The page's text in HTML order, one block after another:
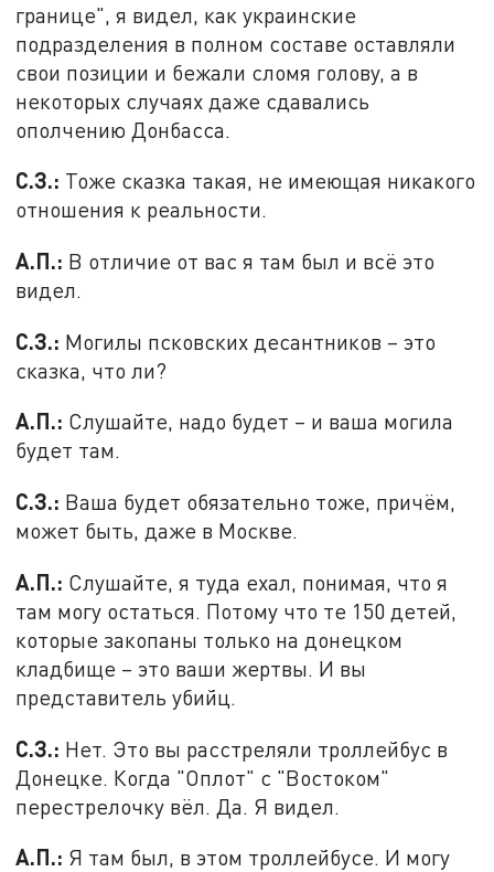
границе", я видел, как украинские
подразделения в полном составе оставляли
свои позиции и бежали сломя голову, а в
некоторых случаях даже сдавались
ополчению Донбасса.
С.З.: Тоже сказка такая, не имеющая никакого
отношения к реальности.
А.П.: В отличие от вас я там был и всё это
видел.
С.З.: Могилы псковских десантников – это
сказка, что ли?
А.П.: Слушайте, надо будет – и ваша могила
будет там.
С.З.: Ваша будет обязательно тоже, причём,
может быть, даже в Москве.
А.П.: Слушайте, я туда ехал, понимая, что я
там могу остаться. Потому что те 150 детей,
которые закопаны только на донецком
кладбище – это ваши жертвы. И вы
представитель убийц.
С.З.: Нет. Это вы расстреляли троллейбус в
Донецке. Когда "Оплот" с "Востоком"
перестрелочку вёл. Да. Я видел.
А.П.: Я там был, в этом троллейбусе. И могу